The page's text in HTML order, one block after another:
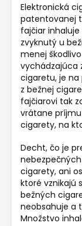
Elektronická
patentovanej
fajčiar
zvyknutý u
menej
vychádzajúca
cigaretu, je
z bežnej
fajčiarovi tak
vrátane príjmu
cigarety, na
Decht, čo je
cigarety, ani
ktoré vznikajú
bežných
neobsahuje a
Množstvo